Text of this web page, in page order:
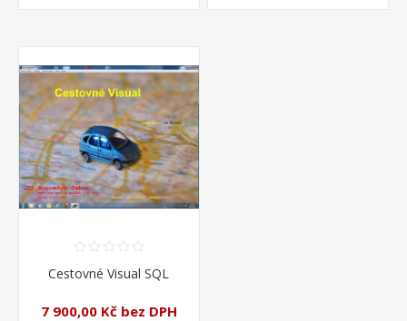
Cestovné Visual SQL
7 900,00 Kč bez DPH